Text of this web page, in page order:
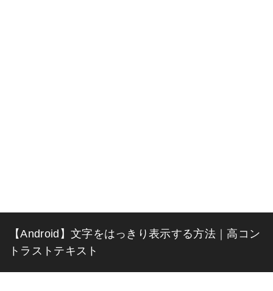
【Android】文字をはっきり表示する方法｜高コン
トラストテキスト